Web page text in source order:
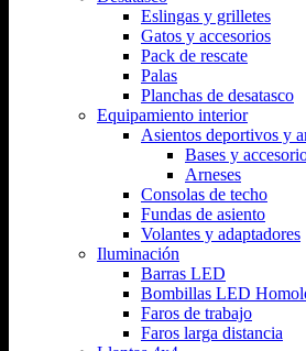
Eslingas y grilletes
Gatos y accesorios
Pack de rescate
Palas
Planchas de desatasco
Equipamiento interior
Asientos deportivos y
Bases y
Arneses
Consolas de techo
Fundas de asiento
Volantes y adaptadores
Iluminación
Barras LED
Bombillas LED
Faros de trabajo
Faros larga distancia